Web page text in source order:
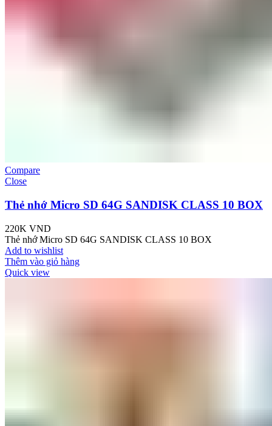
Compare
Close
Thẻ nhớ Micro SD 64G SANDISK CLASS 10 BOX
220K VND
Thẻ nhớ Micro SD 64G SANDISK CLASS 10 BOX
Add to wishlist
Thêm vào giỏ hàng
Quick view